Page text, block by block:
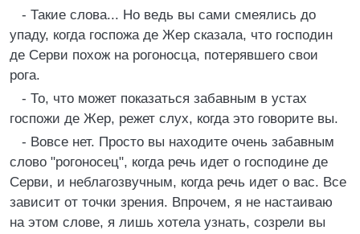
- Такие слова... Но ведь вы сами смеялись до
упаду, когда госпожа де Жер сказала, что господин
де Серви похож на рогоносца, потерявшего свои
рога.
- То, что может показаться забавным в устах
госпожи де Жер, режет слух, когда это говорите вы.
- Вовсе нет. Просто вы находите очень забавным
слово "рогоносец", когда речь идет о господине де
Серви, и неблагозвучным, когда речь идет о вас. Все
зависит от точки зрения. Впрочем, я не настаиваю
на этом слове, я лишь хотела узнать, созрели вы